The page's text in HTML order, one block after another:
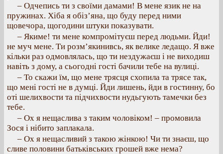
– Одчепись ти з своїми дамами! В мене язик не на
пружинах. Хіба я обіз’яна, що буду перед ними
щовечора, щогодини штуки показувати.
– Якиме! ти мене компромітуєш перед людьми. Йди!
не муч мене. Ти розм’якинивсь, як велике ледащо. Я вже
кільки раз одмовлялась, що ти нездужаєш і не виходиш
навіть з дому, а сьогодні гості бачили тебе на вулиці.
– То скажи їм, що мене трясця схопила та трясе так,
що мені гості не в думці. Йди лишень, йди в гостинну, бо
оті шелихвости та підчихвости нудьгують тамечки без
тебе.
– Ох я нещаслива з таким чоловіком! – промовила
Зося і нібито заплакала.
– Ох я нещасливий з такою жінкою! Чи ти знаєш, що
сливе половини батьківських грошей вже нема?